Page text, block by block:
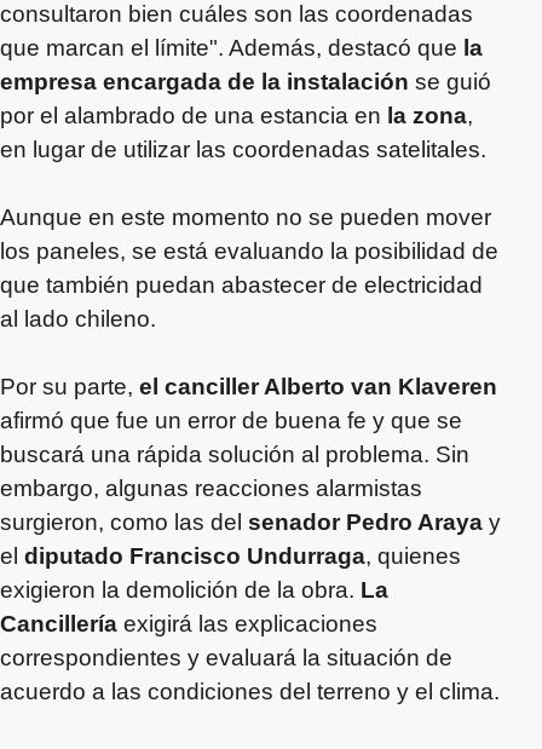
consultaron bien cuáles son las coordenadas
que marcan el límite". Además, destacó que la
empresa encargada de la instalación se guió
por el alambrado de una estancia en la zona,
en lugar de utilizar las coordenadas satelitales.
Aunque en este momento no se pueden mover
los paneles, se está evaluando la posibilidad de
que también puedan abastecer de electricidad
al lado chileno.
Por su parte, el canciller Alberto van Klaveren
afirmó que fue un error de buena fe y que se
buscará una rápida solución al problema. Sin
embargo, algunas reacciones alarmistas
surgieron, como las del senador Pedro Araya y
el diputado Francisco Undurraga, quienes
exigieron la demolición de la obra. La
Cancillería exigirá las explicaciones
correspondientes y evaluará la situación de
acuerdo a las condiciones del terreno y el clima.